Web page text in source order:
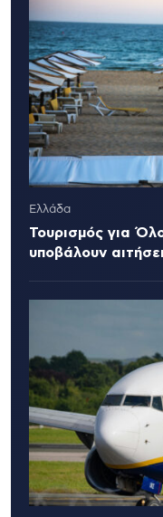
Ελλάδα
Τουρισμός για
υποβάλουν